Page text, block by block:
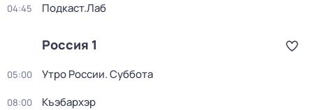
04:45 Подкаст.Лаб
Россия 1
05:00 Утро России. Суббота
08:00 Къэбархэр